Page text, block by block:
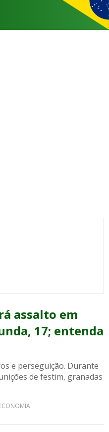
assalto em
17; entenda
e perseguição. Durante
de festim, granadas